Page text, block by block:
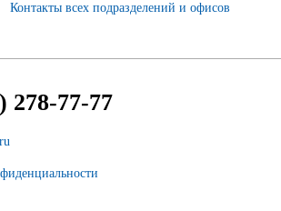
Контакты всех подразделений и офисов
278-77-77